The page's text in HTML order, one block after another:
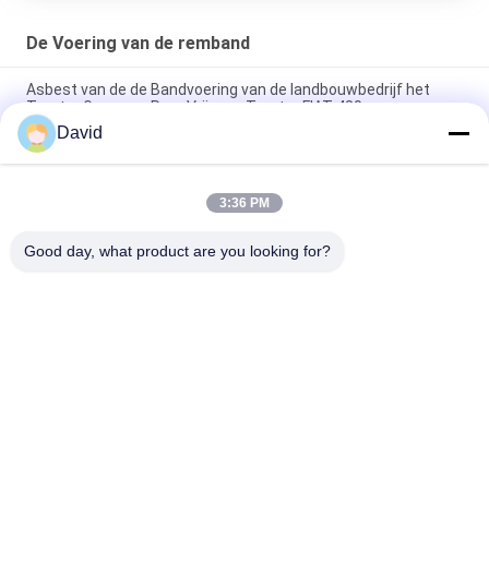
De Voering van de remband
Asbest van de de Bandvoering van de landbouwbedrijf het
Tractor Geweven Rem Vrij voor Tractor FIAT 480
Het rubber baseerde Flexibel Gevormd de Remvoeringsbroodje
van de Remband Voering voor Remband
Landbouw van de de Lengteschok van de Remband Voering
David
3:36 PM
Good day, what product are you looking for?